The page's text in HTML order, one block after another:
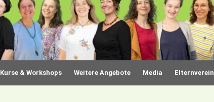
Kurse & Workshops Weitere Angebote Media Elternverein